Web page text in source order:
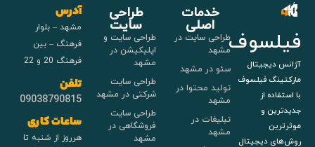
فیلسوف
آژانس دیجیتال
مارکتینگ فیلسوف
با استفاده از
جدیدترین و
موثرترین
روش‌های دیجیتال
خدمات
اصلی
طراحی سایت در
مشهد
سئو در مشهد
تولید محتوا در
مشهد
تبلیغات در
مشهد
طراحی
سایت
طراحی سایت و
اپلیکیشن در
مشهد
طراحی سایت
شرکتی در مشهد
طراحی سایت
فروشگاهی در
مشهد
آدرس
مشهد – بلوار
فرهنگ – بین
فرهنگ 20 و 22
تلفن
09038790815
ساعات کاری
هرروز از شنبه تا